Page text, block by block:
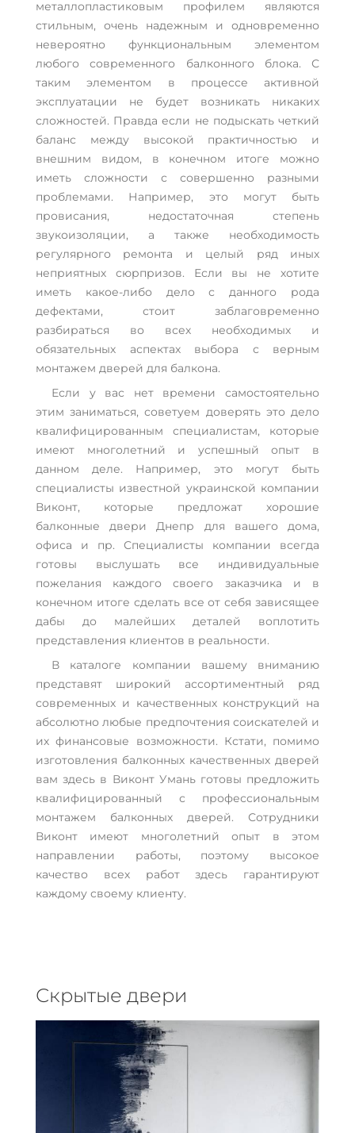
металлопластиковым профилем являются
стильным, очень надежным и одновременно
невероятно функциональным элементом
любого современного балконного блока. С
таким элементом в процессе активной
эксплуатации не будет возникать никаких
сложностей. Правда если не подыскать четкий
баланс между высокой практичностью и
внешним видом, в конечном итоге можно
иметь сложности с совершенно разными
проблемами. Например, это могут быть
провисания, недостаточная степень
звукоизоляции, а также необходимость
регулярного ремонта и целый ряд иных
неприятных сюрпризов. Если вы не хотите
иметь какое-либо дело с данного рода
дефектами, стоит заблаговременно
разбираться во всех необходимых и
обязательных аспектах выбора с верным
монтажем дверей для балкона.
Если у вас нет времени самостоятельно
этим заниматься, советуем доверять это дело
квалифицированным специалистам, которые
имеют многолетний и успешный опыт в
данном деле. Например, это могут быть
специалисты известной украинской компании
Виконт, которые предложат хорошие
балконные двери Днепр для вашего дома,
офиса и пр. Специалисты компании всегда
готовы выслушать все индивидуальные
пожелания каждого своего заказчика и в
конечном итоге сделать все от себя зависящее
дабы до малейших деталей воплотить
представления клиентов в реальности.
В каталоге компании вашему вниманию
представят широкий ассортиментный ряд
современных и качественных конструкций на
абсолютно любые предпочтения соискателей и
их финансовые возможности. Кстати, помимо
изготовления балконных качественных дверей
вам здесь в Виконт Умань готовы предложить
квалифицированный с профессиональным
монтажем балконных дверей. Сотрудники
Виконт имеют многолетний опыт в этом
направлении работы, поэтому высокое
качество всех работ здесь гарантируют
каждому своему клиенту.
Скрытые двери